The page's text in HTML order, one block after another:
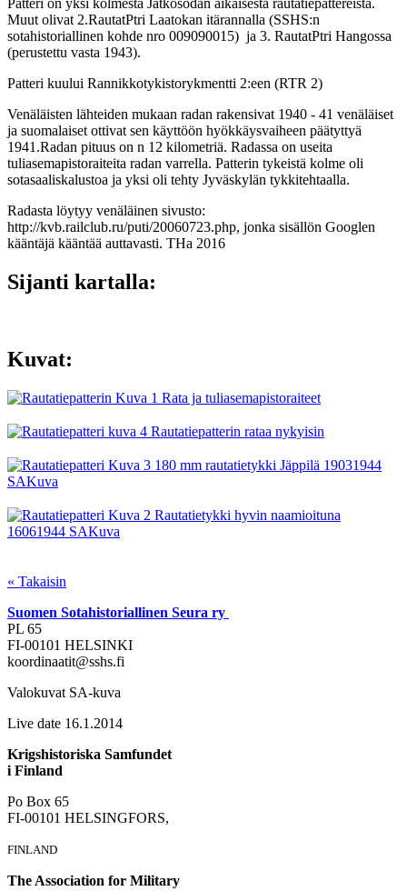
Muut olivat 2.RautatPtri Laatokan itärannalla (SSHS:n
sotahistoriallinen kohde nro 009090015) ja 3. RautatPtri Hangossa
(perustettu vasta 1943).
Patteri kuului Rannikkotykistorykmentti 2:een (RTR 2)
Venäläisten lähteiden mukaan radan rakensivat 1940 - 41 venäläiset
ja suomalaiset ottivat sen käyttöön hyökkäysvaiheen päätyttyä
1941.Radan pituus on n 12 kilometriä. Radassa on useita
tuliasemapistoraiteita radan varrella. Patterin tykeistä kolme oli
sotasaaliskalustoa ja yksi oli tehty Jyväskylän tykkitehtaalla.
Radasta löytyy venäläinen sivusto:
http://kvb.railclub.ru/puti/20060723.php, jonka sisällön Googlen
kääntäjä kääntää auttavasti. THa 2016
Sijanti kartalla:
Kuvat:
« Takaisin
Suomen Sotahistoriallinen Seura ry
PL 65
FI-00101 HELSINKI
koordinaatit@sshs.fi
Valokuvat SA-kuva
Live date 16.1.2014
Krigshistoriska Samfundet
i Finland
Po Box 65
FI-00101 HELSINGFORS,
FINLAND
The Association for Military